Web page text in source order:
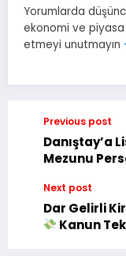
Yorumlarda
ekonomi ve piyasa
etmeyi unutmayın
Previous post
Danıştay’a
Mezunu
Next post
Dar Gelirli
Kanun